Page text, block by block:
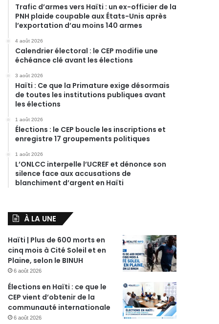
Trafic d’armes vers Haïti : un ex-officier de la
PNH plaide coupable aux États-Unis après
l’exportation d’au moins 140 armes
4 août 2026
Calendrier électoral : le CEP modifie une
échéance clé avant les élections
3 août 2026
Haïti : Ce que la Primature exige désormais
de toutes les institutions publiques avant
les élections
1 août 2026
Élections : le CEP boucle les inscriptions et
enregistre 17 groupements politiques
1 août 2026
L’ONLCC interpelle l’UCREF et dénonce son
silence face aux accusations de
blanchiment d’argent en Haïti
À LA UNE
Haïti | Plus de 600 morts en
cinq mois à Cité Soleil et en
Plaine, selon le BINUH
6 août 2026
Élections en Haïti : ce que le
CEP vient d’obtenir de la
communauté internationale
6 août 2026